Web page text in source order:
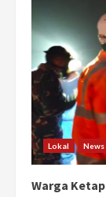
Lokal News
Warga